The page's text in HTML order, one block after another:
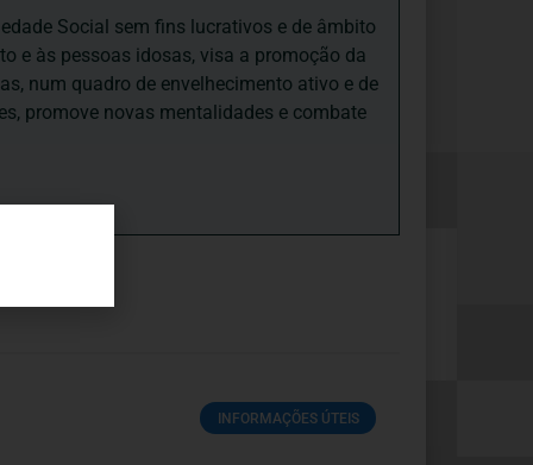
Social sem fins lucrativos e de âmbito
e às pessoas idosas, visa a promoção da
num quadro de envelhecimento ativo e de
promove novas mentalidades e combate
INFORMAÇÕES ÚTEIS